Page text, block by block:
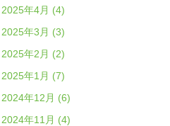
2025年4月 (4)
2025年3月 (3)
2025年2月 (2)
2025年1月 (7)
2024年12月 (6)
2024年11月 (4)